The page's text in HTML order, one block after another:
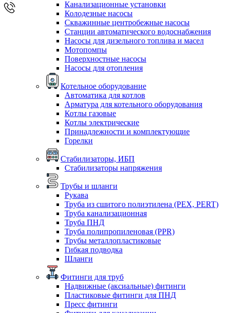
Канализационные установки
Колодезные насосы
Скважинные центробежные насосы
Станции автоматического водоснабжения
Насосы для дизельного топлива и масел
Мотопомпы
Поверхностные насосы
Насосы для отопления
Котельное оборудование
Автоматика для котлов
Арматура для котельного оборудования
Котлы газовые
Котлы электрические
Принадлежности и комплектующие
Горелки
Стабилизаторы, ИБП
Стабилизаторы напряжения
Трубы и шланги
Рукава
Труба из сшитого полиэтилена (PEX, PERT)
Труба канализационная
Труба ПНД
Труба полипропиленовая (PPR)
Трубы металлопластиковые
Гибкая подводка
Шланги
Фитинги для труб
Надвижные (аксиальные) фитинги
Пластиковые фитинги для ПНД
Пресс фитинги